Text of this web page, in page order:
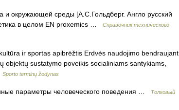
и окружающей среды [А.С.Гольдберг. Англо русский
в целом EN proxemics …
Справочник технического
ir sportas apibrėžtis Erdvės naudojimo bendraujant
sustatymo poveikis socialiniams santykiams,
Sporto terminų žodynas
параметры человеческого поведения …
Толковый